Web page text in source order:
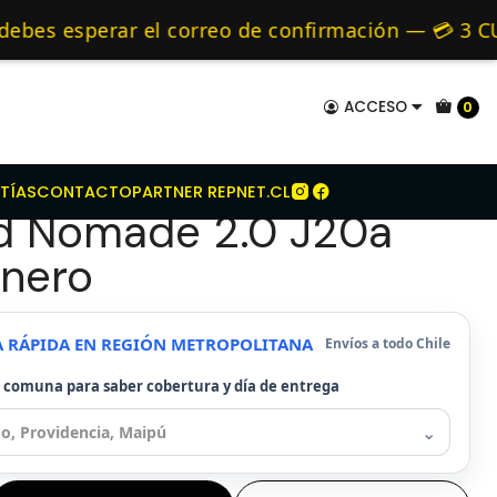
ACCESO 0
de confirmación — 💳 3 CUOTAS
CONTACTOPARTNER REPNET.CL
de 24 hrs hábiles.
De Embrague Suzuki Grand Nomade 2.0 J20a Bencinero
🚚 Envíos diariamente a
Suzuki
Nomade 2.0 J20a
RÁPIDA EN REGIÓN METROPOLITANA Envíos a todo Chile
comuna para saber cobertura y día de entrega
⌄